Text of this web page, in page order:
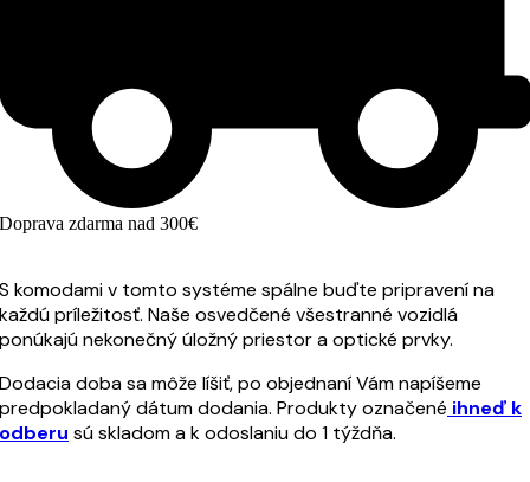
Doprava zdarma nad 300€
S komodami v tomto systéme spálne buďte pripravení na
každú príležitosť. Naše osvedčené všestranné vozidlá
ponúkajú nekonečný úložný priestor a optické prvky.
Dodacia doba sa môže líšiť, po objednaní Vám napíšeme
predpokladaný dátum dodania. Produkty označené ihneď k
odberu sú skladom a k odoslaniu do 1 týždňa.